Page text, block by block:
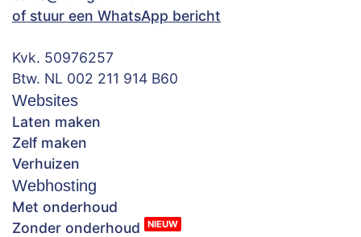
of stuur een WhatsApp bericht
Kvk. 50976257
Btw. NL 002 211 914 B60
Websites
Laten maken
Zelf maken
Verhuizen
Webhosting
Met onderhoud
Zonder onderhoud
NIEUW